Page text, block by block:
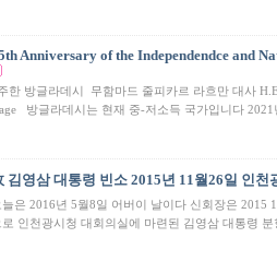
Anniversary of the Independendce and
주한 방글라데시 무함마드 줄피카르 라흐만 대사
방글라데시는 현재 중-저소득 국가입니다
김영삼 대통령 빈소 2015년 11월26일 인천
늘은 2016년 5월8일 어버이 날이다 신회장은 2015
로 인천광시청 대회의실에 마련된 김영삼 대통령